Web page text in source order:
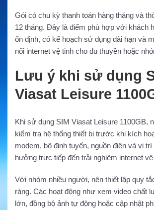
Gói có chu kỳ thanh toán hàng tháng và
12 tháng. Đây là điểm phù hợp với khách
ổn định, có kế hoạch sử dụng dài hạn và
nối internet vệ tinh cho du thuyền hoặc
Lưu ý khi sử dụng
Viasat Leisure
Khi sử dụng SIM Viasat Leisure 1100GB,
kiểm tra hệ thống thiết bị trước khi kích
modem, bộ định tuyến, nguồn điện và vị trí
hưởng trực tiếp đến trải nghiệm internet vệ
Với nhóm nhiều người, nên thiết lập quy
ràng. Các hoạt động như xem video chất
lớn, đồng bộ ảnh tự động hoặc cập nhật